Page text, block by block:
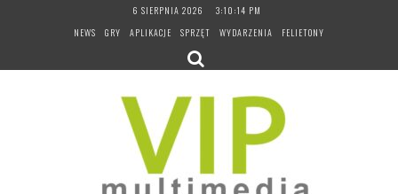
6 SIERPNIA 2026
3:10:14 PM
NEWS
GRY APLIKACJE SPRZĘT WYDARZENIA FELIETONY